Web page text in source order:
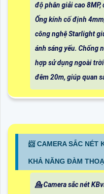
độ phân giải cao
Ống kính cố định
công nghệ Starlight
ánh sáng yếu. Chống
hợp sử dụng ngoài
đêm 20m, giúp quan
📨 CAMERA SẮC NÉT
KHẢ NĂNG ĐÀM
💁 Camera sắc nét